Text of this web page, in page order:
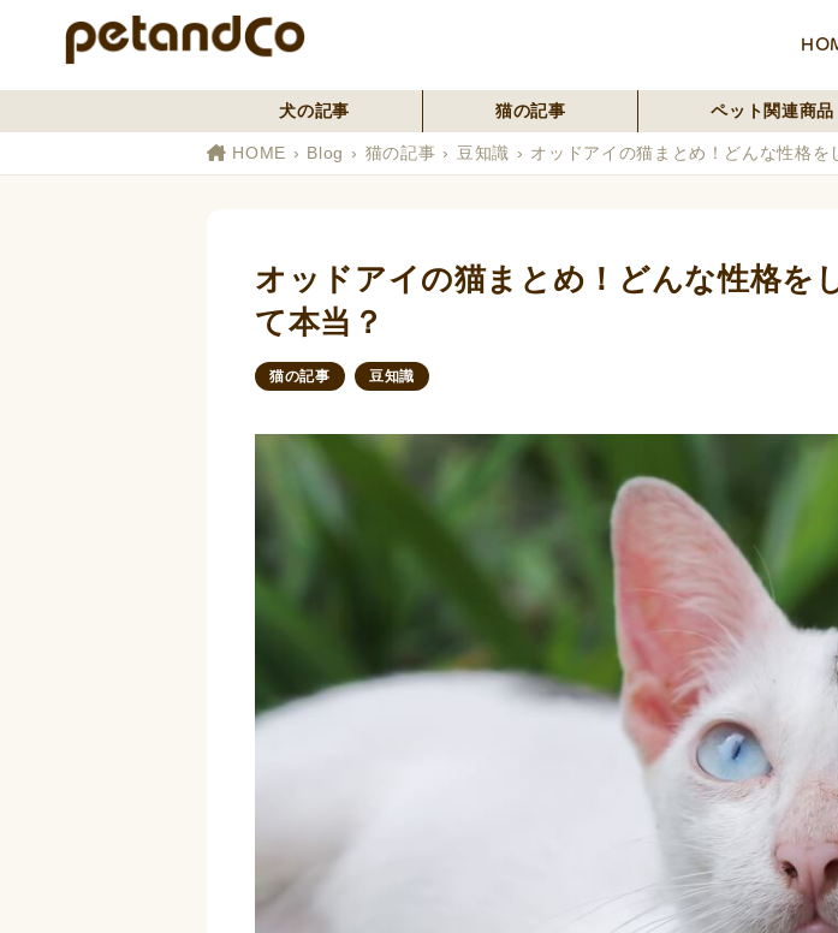
犬の記事 猫の記事 ペット関連商品
HOME Blog 猫の記事 豆知識 オッドアイの猫まとめ！どんな性格を
オッドアイの猫まとめ！どんな性格を
て本当？
猫の記事 豆知識